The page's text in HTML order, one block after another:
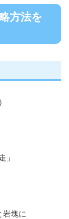
方法を
」
岩塊に